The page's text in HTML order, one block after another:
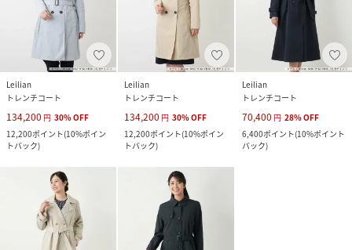
Leilian
トレンチコート
134,200 円 30%OFF
12,200ポイント(10%ポイン
トバック)
Leilian
トレンチコート
134,200 円 30%OFF
12,200ポイント(10%ポイン
トバック)
Leilian
トレンチコート
70,400 円 28%OFF
6,400ポイント(10%ポイント
バック)